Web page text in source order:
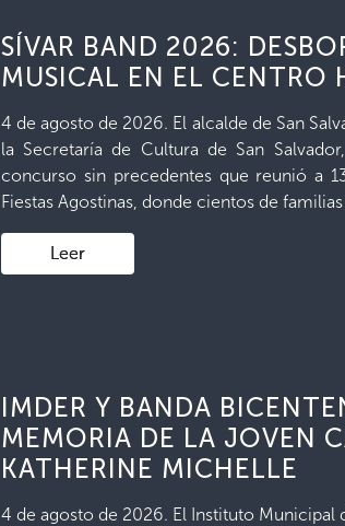
SÍVAR BAND 2026:
MUSICAL EN EL CENTRO
4 de agosto de 2026. El alcalde de San
la Secretaría de Cultura de San
concurso sin precedentes que reunió a
Fiestas Agostinas, donde cientos de
Leer
IMDER Y BANDA
MEMORIA DE LA JOVEN
KATHERINE MICHELLE
4 de agosto de 2026. El Instituto Municipal